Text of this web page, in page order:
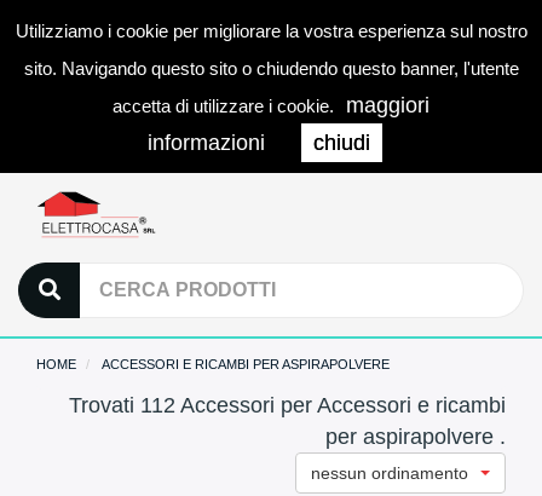
Utilizziamo i cookie per migliorare la vostra esperienza sul nostro
sito. Navigando questo sito o chiudendo questo banner, l'utente
accetta di utilizzare i cookie.
maggiori
informazioni
chiudi
0
HOME ACCESSORI E RICAMBI PER ASPIRAPOLVERE
Trovati 112 Accessori per Accessori e ricambi
per aspirapolvere .
nessun ordinamento